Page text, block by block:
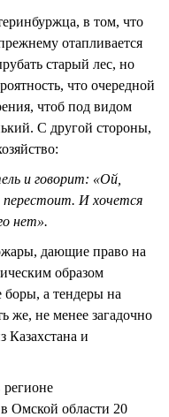
в том, что
отапливается
старый лес, но
что очередной
чтоб под видом
С другой стороны,
и говорит: «Ой,
перестоит. И хочется
нет».
дающие право на
образом
а тендеры на
же, не менее загадочно
и
регионе
Омской области 20